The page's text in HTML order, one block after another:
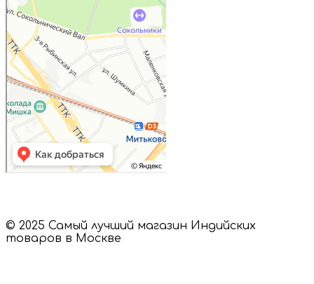
© 2025 Самый лучший магазин Индийских
товаров в Москве